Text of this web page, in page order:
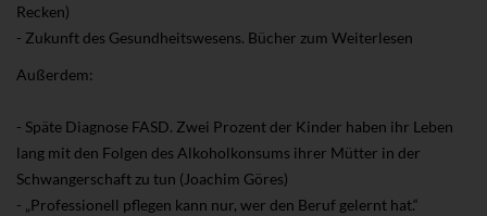
Recken)
- Zukunft des Gesundheitswesens. Bücher zum Weiterlesen
Außerdem:
- Späte Diagnose FASD. Zwei Prozent der Kinder haben ihr Leben
lang mit den Folgen des Alkoholkonsums ihrer Mütter in der
Schwangerschaft zu tun (Joachim Göres)
- „Professionell pflegen kann nur, wer den Beruf gelernt hat.“